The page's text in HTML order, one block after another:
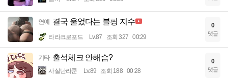
연예 결국 울었다는 블핑 지수
라라크로포드 Lv.87 조회 327 00:29
0
댓글
기타 출석체크 안해슴?
사실난라쿤 Lv.89 조회 188 00:28
0
댓글